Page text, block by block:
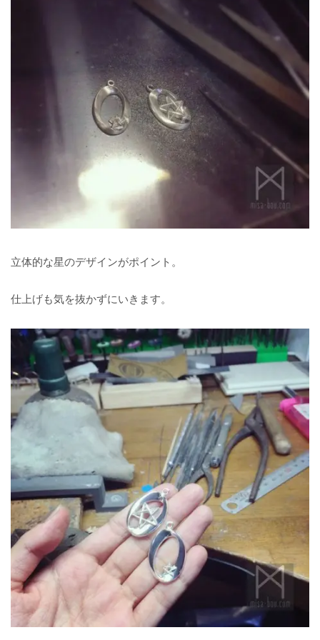
立体的な星のデザインがポイント。
仕上げも気を抜かずにいきます。